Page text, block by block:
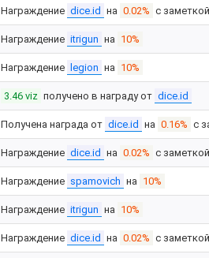
Награждение dice.id на 0.02% с
Награждение itrigun на 10%
Награждение legion на 10%
3.46 viz получено в награду от dice.id
Получена награда от dice.id на 0.16% с
Награждение dice.id на 0.02% с
Награждение spamovich на 10%
Награждение itrigun на 10%
Награждение dice.id на 0.02% с